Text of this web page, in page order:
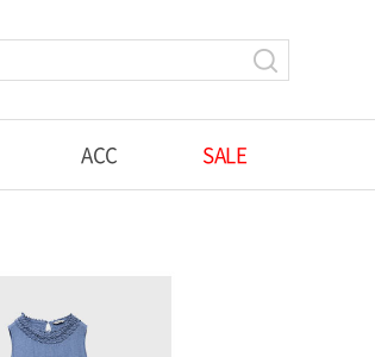
ACC SALE